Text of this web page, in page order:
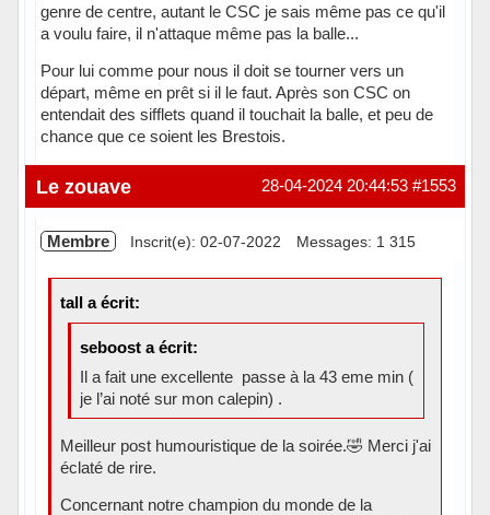
genre de centre, autant le CSC je sais même pas ce qu'il
a voulu faire, il n'attaque même pas la balle...
Pour lui comme pour nous il doit se tourner vers un
départ, même en prêt si il le faut. Après son CSC on
entendait des sifflets quand il touchait la balle, et peu de
chance que ce soient les Brestois.
Hors ligne #1553
28-04-2024 20:44:53
Le zouave
Membre Inscrit(e): 02-07-2022 Messages: 1 315
tall a écrit:
seboost a écrit:
Il a fait une excellente passe à la 43 eme min (
je l’ai noté sur mon calepin) .
Meilleur post humouristique de la soirée.🤣 Merci j'ai
éclaté de rire.
Concernant notre champion du monde de la